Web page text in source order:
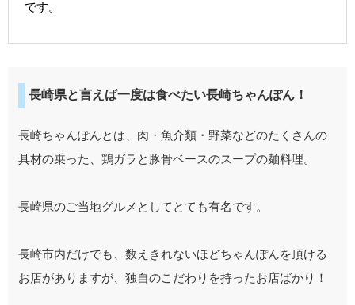
です。
長崎県と言えば一度は食べたい長崎ちゃんぽん！
長崎ちゃんぽんとは、肉・魚介類・野菜などのたくさんの
具材の乗った、鶏ガラと豚骨ベースのスープの麺料理。
長崎県のご当地グルメとしてとても有名です。
長崎市内だけでも、数えきれないほどちゃんぽんを頂ける
お店がありますが、独自のこだわりを持ったお店ばかり！